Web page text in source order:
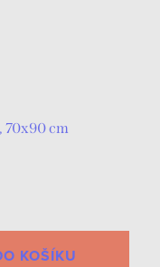
70x90 cm
KOŠÍKU